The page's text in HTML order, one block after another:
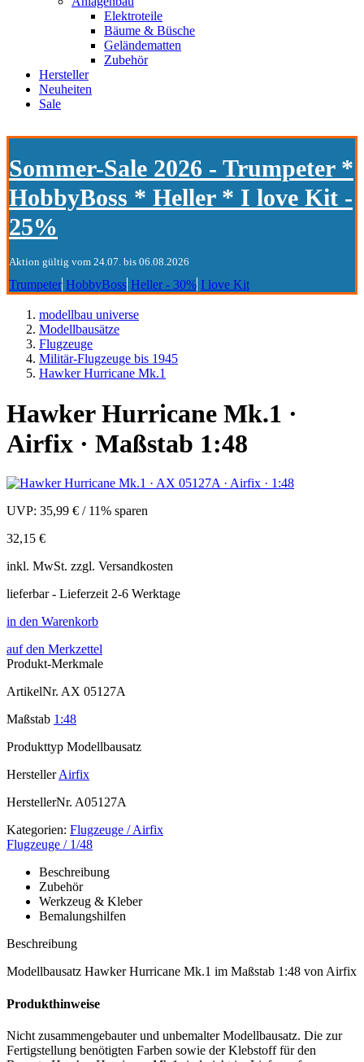
Elektroteile
Bäume & Büsche
Geländematten
Zubehör
Hersteller
Neuheiten
Sale
Sommer-Sale 2026 - Trumpeter *
HobbyBoss * Heller * I love Kit -
25%
Aktion gültig vom 24.07. bis 06.08.2026
Trumpeter HobbyBoss Heller - 30% I love Kit
modellbau universe
Modellbausätze
Flugzeuge
Militär-Flugzeuge bis 1945
Hawker Hurricane Mk.1
Hawker Hurricane Mk.1 ·
Airfix · Maßstab 1:48
UVP: 35,99 € / 11% sparen
32,15 €
inkl. MwSt. zzgl. Versandkosten
lieferbar - Lieferzeit 2-6 Werktage
in den Warenkorb
auf den Merkzettel
Produkt-Merkmale
ArtikelNr. AX 05127A
Maßstab 1:48
Produkttyp Modellbausatz
Hersteller Airfix
HerstellerNr. A05127A
Kategorien: Flugzeuge / Airfix
Flugzeuge / 1/48
Beschreibung
Zubehör
Werkzeug & Kleber
Bemalungshilfen
Beschreibung
Modellbausatz Hawker Hurricane Mk.1 im Maßstab 1:48 von Airfix
Produkthinweise
Nicht zusammengebauter und unbemalter Modellbausatz. Die zur
Fertigstellung benötigten Farben sowie der Klebstoff für den